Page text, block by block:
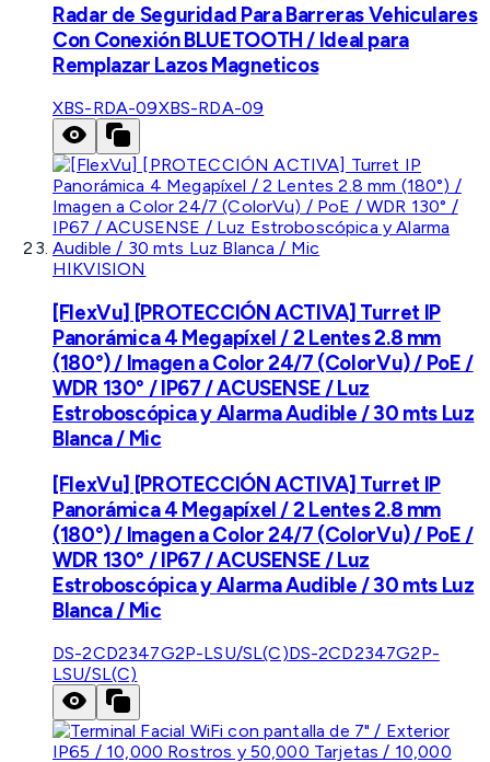
Radar de Seguridad Para Barreras Vehiculares
Con Conexión BLUETOOTH / Ideal para
Remplazar Lazos Magneticos
XBS-RDA-09XBS-RDA-09
HIKVISION
[FlexVu] [PROTECCIÓN ACTIVA] Turret IP
Panorámica 4 Megapíxel / 2 Lentes 2.8 mm
(180°) / Imagen a Color 24/7 (ColorVu) / PoE /
WDR 130° / IP67 / ACUSENSE / Luz
Estroboscópica y Alarma Audible / 30 mts Luz
Blanca / Mic
[FlexVu] [PROTECCIÓN ACTIVA] Turret IP
Panorámica 4 Megapíxel / 2 Lentes 2.8 mm
(180°) / Imagen a Color 24/7 (ColorVu) / PoE /
WDR 130° / IP67 / ACUSENSE / Luz
Estroboscópica y Alarma Audible / 30 mts Luz
Blanca / Mic
DS-2CD2347G2P-LSU/SL(C)DS-2CD2347G2P-
LSU/SL(C)